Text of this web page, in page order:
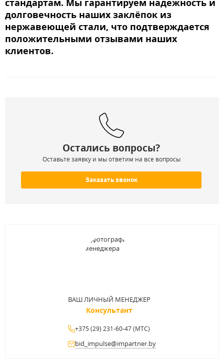
стандартам. Мы гарантируем надежность и
долговечность наших заклёпок из
нержавеющей стали, что подтверждается
положительными отзывами наших
клиентов.
Остались вопросы?
Оставьте заявку и мы ответим на все вопросы
Заказать звонок
ВАШ ЛИЧНЫЙ МЕНЕДЖЕР
Консультант
+375 (29) 231-60-47 (МТС)
bid_impulse@impartner.by